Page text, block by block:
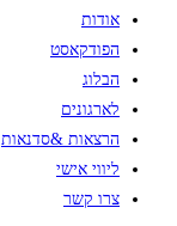
אודות
הפודקאסט
הבלוג
לארגונים
הרצאות &סדנאות
ליווי אישי
צרו קשר